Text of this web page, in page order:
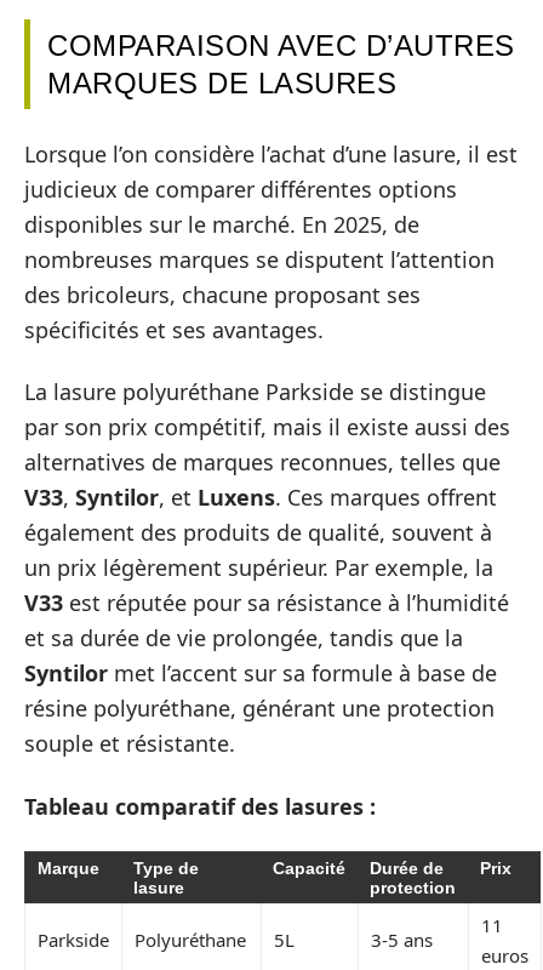
COMPARAISON AVEC D’AUTRES
MARQUES DE LASURES
Lorsque l’on considère l’achat d’une lasure, il est
judicieux de comparer différentes options
disponibles sur le marché. En 2025, de
nombreuses marques se disputent l’attention
des bricoleurs, chacune proposant ses
spécificités et ses avantages.
La lasure polyuréthane Parkside se distingue
par son prix compétitif, mais il existe aussi des
alternatives de marques reconnues, telles que
V33, Syntilor, et Luxens. Ces marques offrent
également des produits de qualité, souvent à
un prix légèrement supérieur. Par exemple, la
V33 est réputée pour sa résistance à l’humidité
et sa durée de vie prolongée, tandis que la
Syntilor met l’accent sur sa formule à base de
résine polyuréthane, générant une protection
souple et résistante.
Tableau comparatif des lasures :
Marque
Type de
lasure
Capacité
Durée de
protection
Prix
Parkside Polyuréthane 5L 3-5 ans
11
euros